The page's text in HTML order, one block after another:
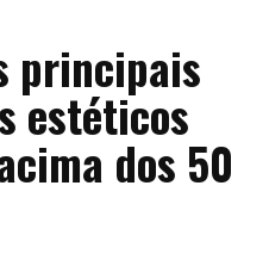
principais
estéticos
dos 50